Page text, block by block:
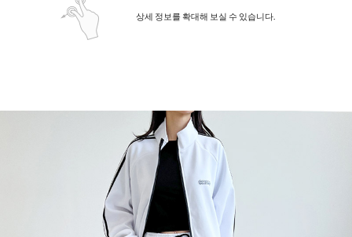
상세 정보를 확대해 보실 수 있습니다.